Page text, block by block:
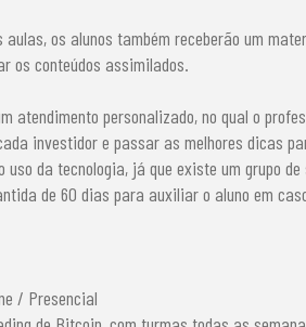
os alunos também receberão um
os conteúdos assimilados.
atendimento personalizado, no qual o
investidor e passar as melhores dicas
da tecnologia, já que existe um grupo
de 60 dias para auxiliar o aluno em
/ Presencial